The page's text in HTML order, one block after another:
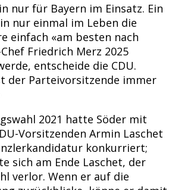
nur für Bayern im Einsatz. Ein
nur einmal im Leben die
einfach «am besten nach
Friedrich Merz 2025
entscheide die CDU.
der Parteivorsitzende immer
2021 hatte Söder mit
Vorsitzenden Armin Laschet
konkurriert;
sich am Ende Laschet, der
verlor. Wenn er auf die